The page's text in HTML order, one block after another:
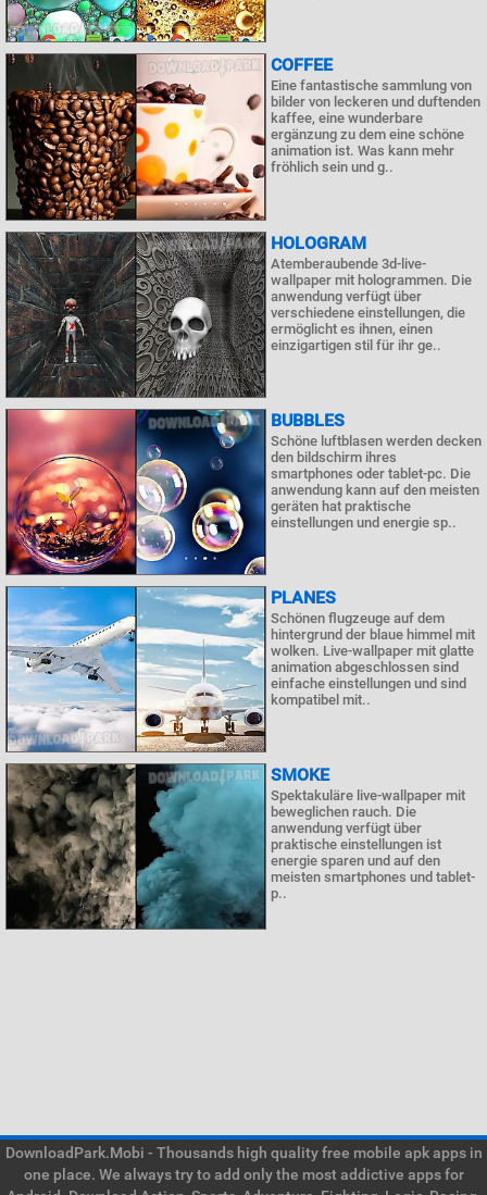
COFFEE
Eine fantastische sammlung von
bilder von leckeren und duftenden
kaffee, eine wunderbare
ergänzung zu dem eine schöne
animation ist. Was kann mehr
fröhlich sein und g..
HOLOGRAM
Atemberaubende 3d-live-
wallpaper mit hologrammen. Die
anwendung verfügt über
verschiedene einstellungen, die
ermöglicht es ihnen, einen
einzigartigen stil für ihr ge..
BUBBLES
Schöne luftblasen werden decken
den bildschirm ihres
smartphones oder tablet-pc. Die
anwendung kann auf den meisten
geräten hat praktische
einstellungen und energie sp..
PLANES
Schönen flugzeuge auf dem
hintergrund der blaue himmel mit
wolken. Live-wallpaper mit glatte
animation abgeschlossen sind
einfache einstellungen und sind
kompatibel mit..
SMOKE
Spektakuläre live-wallpaper mit
beweglichen rauch. Die
anwendung verfügt über
praktische einstellungen ist
energie sparen und auf den
meisten smartphones und tablet-
p..
DownloadPark.Mobi - Thousands high quality free mobile apk apps in
one place. We always try to add only the most addictive apps for